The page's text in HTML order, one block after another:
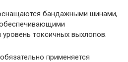
бандажными шинами,
токсичных выхлопов.
применяется